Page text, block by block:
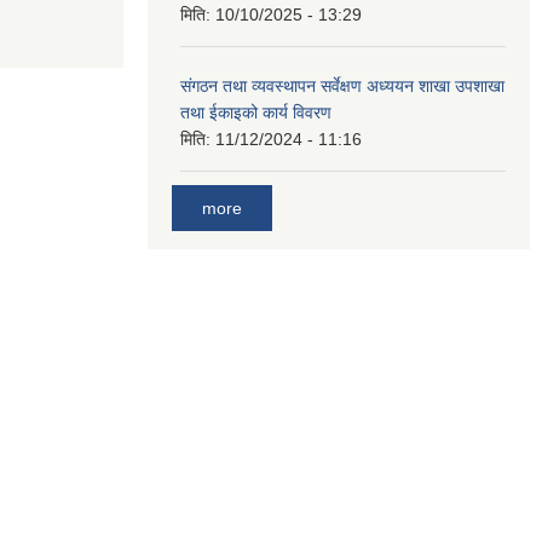
मिति: 10/10/2025 - 13:29
संगठन तथा व्यवस्थापन सर्वेक्षण अध्ययन शाखा उपशाखा
तथा ईकाइको कार्य विवरण
मिति: 11/12/2024 - 11:16
more